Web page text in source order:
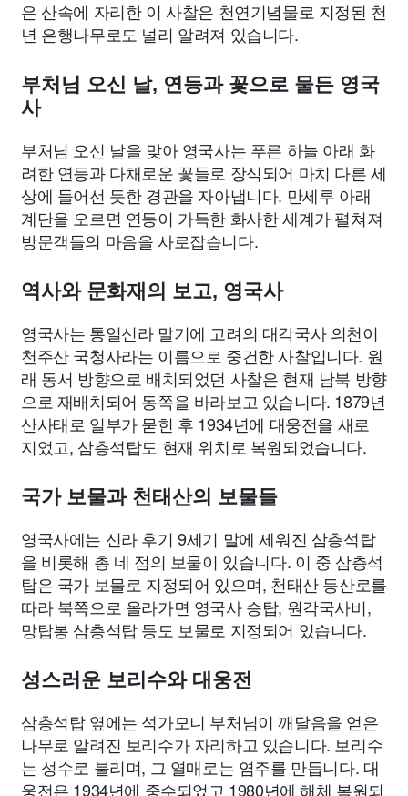
은 산속에 자리한 이 사찰은 천연기념물로 지정된 천
년 은행나무로도 널리 알려져 있습니다.
부처님 오신 날, 연등과 꽃으로 물든 영국
사
부처님 오신 날을 맞아 영국사는 푸른 하늘 아래 화
려한 연등과 다채로운 꽃들로 장식되어 마치 다른 세
상에 들어선 듯한 경관을 자아냅니다. 만세루 아래
계단을 오르면 연등이 가득한 화사한 세계가 펼쳐져
방문객들의 마음을 사로잡습니다.
역사와 문화재의 보고, 영국사
영국사는 통일신라 말기에 고려의 대각국사 의천이
천주산 국청사라는 이름으로 중건한 사찰입니다. 원
래 동서 방향으로 배치되었던 사찰은 현재 남북 방향
으로 재배치되어 동쪽을 바라보고 있습니다. 1879년
산사태로 일부가 묻힌 후 1934년에 대웅전을 새로
지었고, 삼층석탑도 현재 위치로 복원되었습니다.
국가 보물과 천태산의 보물들
영국사에는 신라 후기 9세기 말에 세워진 삼층석탑
을 비롯해 총 네 점의 보물이 있습니다. 이 중 삼층석
탑은 국가 보물로 지정되어 있으며, 천태산 등산로를
따라 북쪽으로 올라가면 영국사 승탑, 원각국사비,
망탑봉 삼층석탑 등도 보물로 지정되어 있습니다.
성스러운 보리수와 대웅전
삼층석탑 옆에는 석가모니 부처님이 깨달음을 얻은
나무로 알려진 보리수가 자리하고 있습니다. 보리수
는 성수로 불리며, 그 열매로는 염주를 만듭니다. 대
웅전은 1934년에 중수되었고 1980년에 해체 복원되